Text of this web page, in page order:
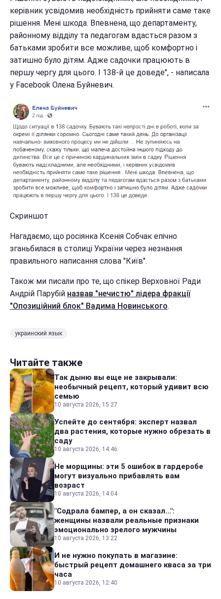
керівник усвідомив необхідність прийняти саме таке
рішення. Мені шкода. Впевнена, що департаменту,
районному відділу та педагогам вдасться разом з
батьками зробити все можливе, щоб комфортно і
затишно було дітям. Адже садочки працюють в
першу чергу для цього. І 138-й це доведе", - написала
у Facebook Олена Буйневич.
Скриншот
Нагадаємо, що росіянка Ксенія Собчак епічно
зганьбилася в столиці України через незнання
правильного написання слова "Київ".
Також ми писали про те, що спікер Верховної Ради
Андрій Парубій назвав "нечистю" лідера фракції
"Опозиційний блок" Вадима Новинського.
украинский язык
Читайте также
Так дыню вы еще не закрывали:
необычный рецепт, который удивит всю
семью
10 августа 2026, 15:27
Успейте до сентября: эксперт назвал
два растения, которые нужно обрезать в
саду
10 августа 2026, 14:46
Не морщины: эти 5 ошибок в гардеробе
могут визуально прибавлять вам
возраст
10 августа 2026, 14:04
"Содрала бампер, а он сказал...":
женщины назвали реальные признаки
эмоционально зрелого мужчины
10 августа 2026, 13:22
И не нужно покупать в магазине:
быстрый рецепт домашнего кваса за три
часа
10 августа 2026, 12:40